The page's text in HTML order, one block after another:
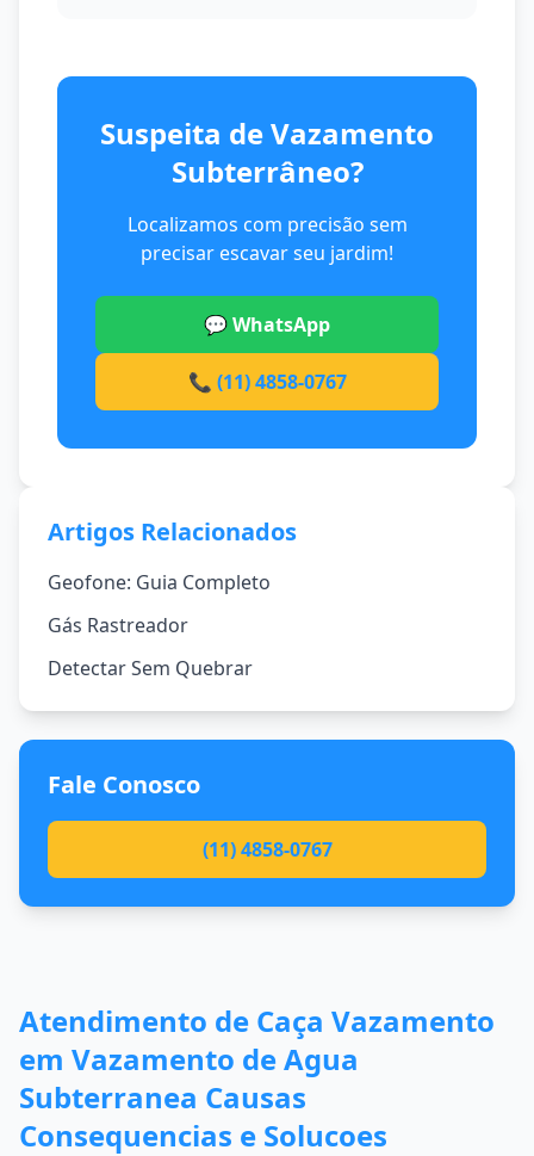
Suspeita de Vazamento
Subterrâneo?
Localizamos com precisão sem
precisar escavar seu jardim!
💬 WhatsApp
📞 (11) 4858-0767
Artigos Relacionados
Geofone: Guia Completo
Gás Rastreador
Detectar Sem Quebrar
Fale Conosco
(11) 4858-0767
Atendimento de Caça Vazamento
em Vazamento de Agua
Subterranea Causas
Consequencias e Solucoes